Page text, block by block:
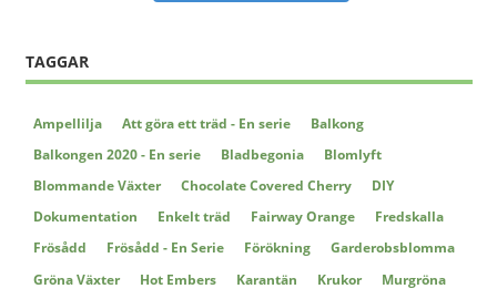
TAGGAR
Ampellilja Att göra ett träd - En serie
Balkong
Balkongen 2020 - En serie
Bladbegonia
Blomlyft
Blommande Växter
Chocolate Covered Cherry
DIY
Dokumentation
Enkelt träd Fairway Orange
Fredskalla
Frösådd
Frösådd - En Serie Förökning
Garderobsblomma
Gröna Växter
Hot Embers Karantän Krukor
Murgröna